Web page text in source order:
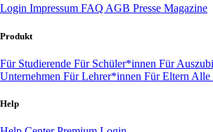
Login Impressum FAQ AGB Presse Magazine
Produkt
Für Studierende Für Schüler*innen Für
Unternehmen Für Lehrer*innen Für Eltern Alle
Help